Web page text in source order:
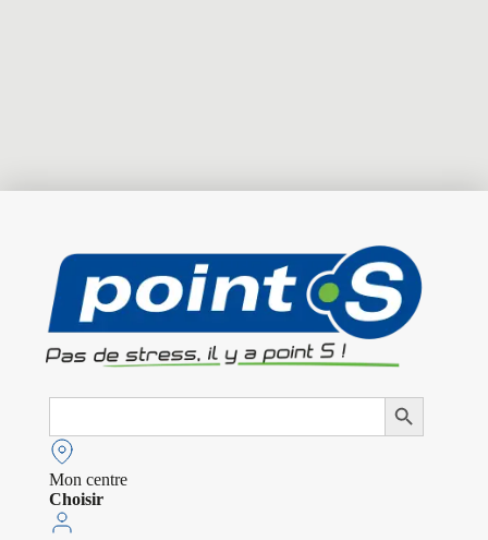
Search
Search Button
Mon centre
Choisir